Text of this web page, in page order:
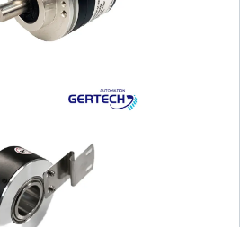
äuse Solid Shaft I···